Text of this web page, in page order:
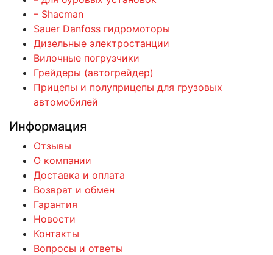
– Shacman
Sauer Danfoss гидромоторы
Дизельные электростанции
Вилочные погрузчики
Грейдеры (автогрейдер)
Прицепы и полуприцепы для грузовых
автомобилей
Информация
Отзывы
О компании
Доставка и оплата
Возврат и обмен
Гарантия
Новости
Контакты
Вопросы и ответы